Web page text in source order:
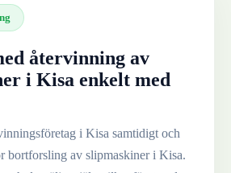
återvinning av
i Kisa enkelt med
i Kisa samtidigt och
bortforsling av slipmaskineri Kisa.